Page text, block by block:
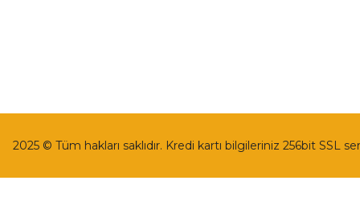
2025 © Tüm hakları saklıdır. Kredi kartı bilgileriniz 256bit SSL